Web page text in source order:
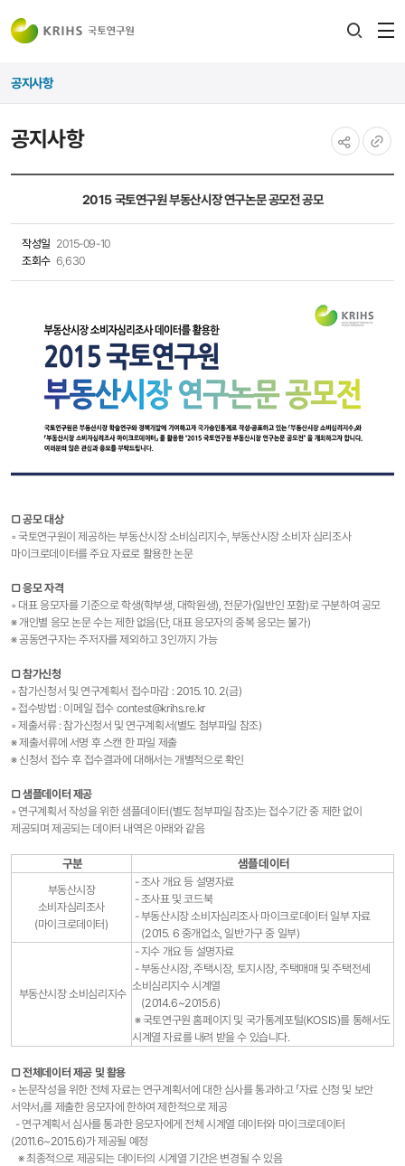
공지사항
공지사항
2015 국토연구원 부동산시장 연구논문 공모전 공모
작성일 2015-09-10
조회수 6,630
▢ 공모 대상
◦ 국토연구원이 제공하는 부동산시장 소비심리지수, 부동산시장 소비자 심리조사
마이크로데이터를 주요 자료로 활용한 논문
▢ 응모 자격
◦ 대표 응모자를 기준으로 학생(학부생, 대학원생), 전문가(일반인 포함)로 구분하여 공모
※ 개인별 응모 논문 수는 제한 없음(단, 대표 응모자의 중복 응모는 불가)
※ 공동연구자는 주저자를 제외하고 3인까지 가능
▢ 참가신청
◦ 참가신청서 및 연구계획서 접수마감 : 2015. 10. 2(금)
◦ 접수방법 : 이메일 접수 contest@krihs.re.kr
◦ 제출서류 : 참가신청서 및 연구계획서(별도 첨부파일 참조)
※ 제출서류에 서명 후 스캔 한 파일 제출
※ 신청서 접수 후 접수결과에 대해서는 개별적으로 확인
▢ 샘플데이터 제공
◦ 연구계획서 작성을 위한 샘플데이터(별도 첨부파일 참조)는 접수기간 중 제한 없이
제공되며 제공되는 데이터 내역은 아래와 같음
구분 샘플데이터
부동산시장
소비자심리조사
(마이크로데이터)
- 조사 개요 등 설명자료
- 조사표 및 코드북
- 부동산시장 소비자심리조사 마이크로데이터 일부 자료
(2015. 6 중개업소, 일반가구 중 일부)
부동산시장 소비심리지수
- 지수 개요 등 설명자료
- 부동산시장, 주택시장, 토지시장, 주택매매 및 주택전세
소비심리지수 시계열
(2014.6~2015.6)
※ 국토연구원 홈페이지 및 국가통계포털(KOSIS)를 통해서도
시계열 자료를 내려 받을 수 있습니다.
▢ 전체데이터 제공 및 활용
◦ 논문작성을 위한 전체 자료는 연구계획서에 대한 심사를 통과하고 「자료 신청 및 보안
서약서」를 제출한 응모자에 한하여 제한적으로 제공
- 연구계획서 심사를 통과한 응모자에게 전체 시계열 데이터와 마이크로데이터
(2011.6~2015.6)가 제공될 예정
※ 최종적으로 제공되는 데이터의 시계열 기간은 변경될 수 있음